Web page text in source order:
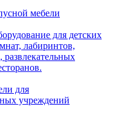
мебели
для детских
лабиринтов,
развлекательных
для
учреждений